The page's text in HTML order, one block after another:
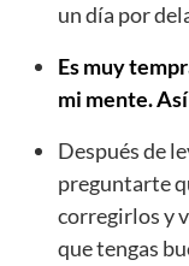
un día por
Es muy
mi mente. Así
Después de
preguntarte
corregirlos y
que tengas